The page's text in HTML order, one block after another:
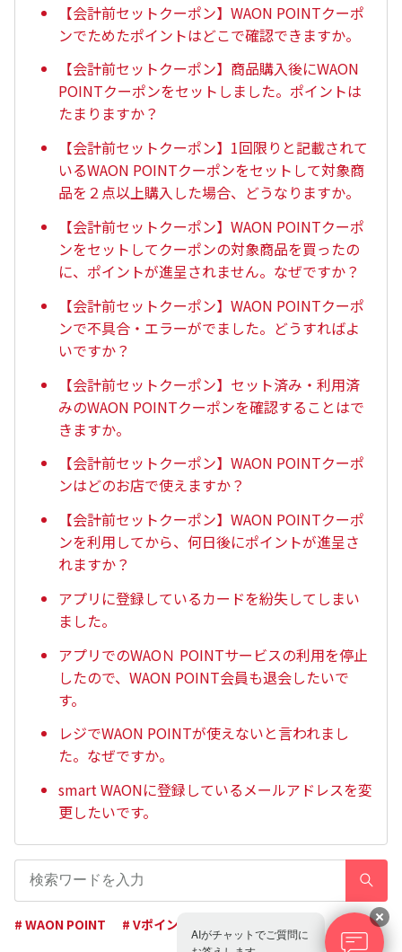
【会計前セットクーポン】WAON POINTクーポ
ンでためたポイントはどこで確認できますか。
【会計前セットクーポン】商品購入後にWAON
POINTクーポンをセットしました。ポイントは
たまりますか？
【会計前セットクーポン】1回限りと記載されて
いるWAON POINTクーポンをセットして対象商
品を２点以上購入した場合、どうなりますか。
【会計前セットクーポン】WAON POINTクーポ
ンをセットしてクーポンの対象商品を買ったの
に、ポイントが進呈されません。なぜですか？
【会計前セットクーポン】WAON POINTクーポ
ンで不具合・エラーがでました。どうすればよ
いですか？
【会計前セットクーポン】セット済み・利用済
みのWAON POINTクーポンを確認することはで
きますか。
【会計前セットクーポン】WAON POINTクーポ
ンはどのお店で使えますか？
【会計前セットクーポン】WAON POINTクーポ
ンを利用してから、何日後にポイントが進呈さ
れますか？
アプリに登録しているカードを紛失してしまい
ました。
アプリでのWAOＮ POINTサービスの利用を停止
したので、WAON POINT会員も退会したいで
す。
レジでWAON POINTが使えないと言われまし
た。なぜですか。
smart WAONに登録しているメールアドレスを変
更したいです。
# WAON POINT # Vポイント
AIがチャットでご質問に